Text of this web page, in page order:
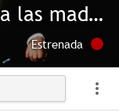
A las duras y a las maduras
Estrenada